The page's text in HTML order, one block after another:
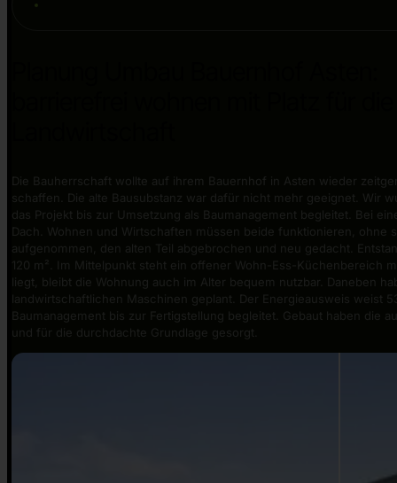
Die Bauherrschaft wollte auf ihrem Bauernhof in Asten wieder
schaffen. Die alte Bausubstanz war dafür nicht mehr geeignet. Wir
das Projekt bis zur Umsetzung als Baumanagement begleitet. Bei
Dach. Wohnen und Wirtschaften müssen beide funktionieren, ohne
aufgenommen, den alten Teil abgebrochen und neu gedacht.
120 m². Im Mittelpunkt steht ein offener Wohn-Ess-Küchenbereich
liegt, bleibt die Wohnung auch im Alter bequem nutzbar. Daneben
landwirtschaftlichen Maschinen geplant. Der Energieausweis weist
Baumanagement bis zur Fertigstellung begleitet. Gebaut haben
und für die durchdachte Grundlage gesorgt.